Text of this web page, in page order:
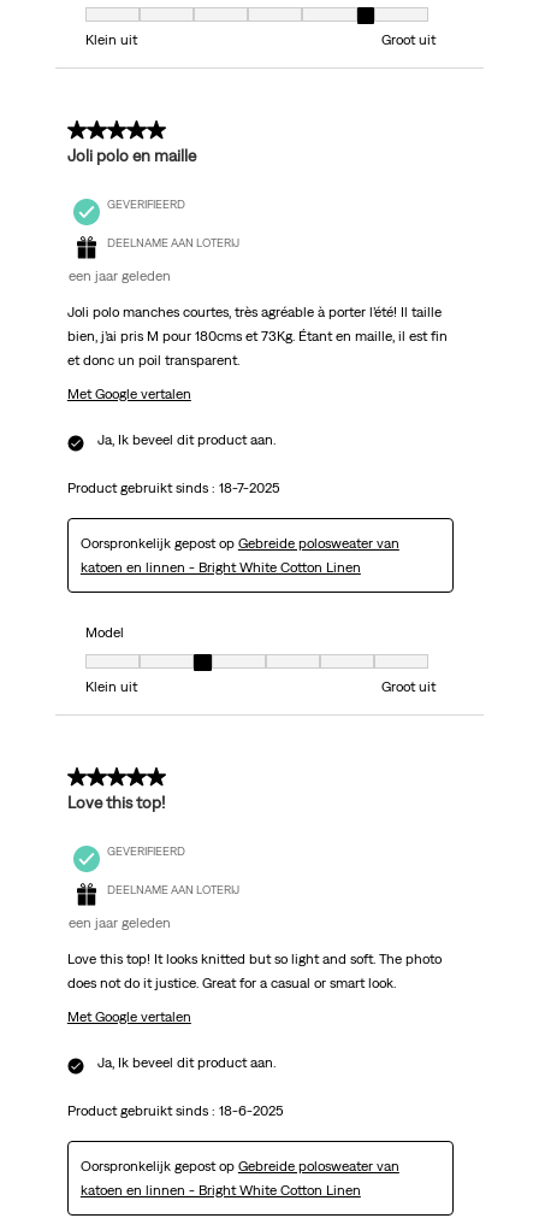
Klein uit
Groot uit
5 van 5 sterren.
Joli polo en maille
GEVERIFIEERD
DEELNAME AAN LOTERIJ
een jaar geleden
Joli polo manches courtes, très agréable à porter l’été! Il taille
bien, j’ai pris M pour 180cms et 73Kg. Étant en maille, il est fin
et donc un poil transparent.
Met Google vertalen
Ja, Ik beveel dit product aan.
Product gebruikt sinds : 18-7-2025
Oorspronkelijk gepost op Gebreide polosweater van
katoen en linnen - Bright White Cotton Linen
Model
Klein uit
Groot uit
5 van 5 sterren.
Love this top!
GEVERIFIEERD
DEELNAME AAN LOTERIJ
een jaar geleden
Love this top! It looks knitted but so light and soft. The photo
does not do it justice. Great for a casual or smart look.
Met Google vertalen
Ja, Ik beveel dit product aan.
Product gebruikt sinds : 18-6-2025
Oorspronkelijk gepost op Gebreide polosweater van
katoen en linnen - Bright White Cotton Linen